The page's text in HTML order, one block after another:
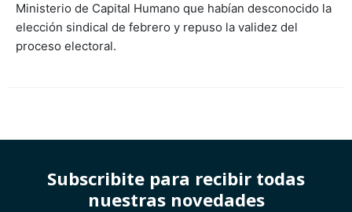
Ministerio de Capital Humano que habían desconocido la
elección sindical de febrero y repuso la validez del
proceso electoral.
Subscribite para recibir todas
nuestras novedades